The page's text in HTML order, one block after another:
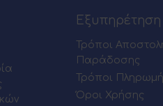
Εξυπηρέτηση
Τρόποι
Παράδοσης
Τρόποι
Όροι Χρήσης